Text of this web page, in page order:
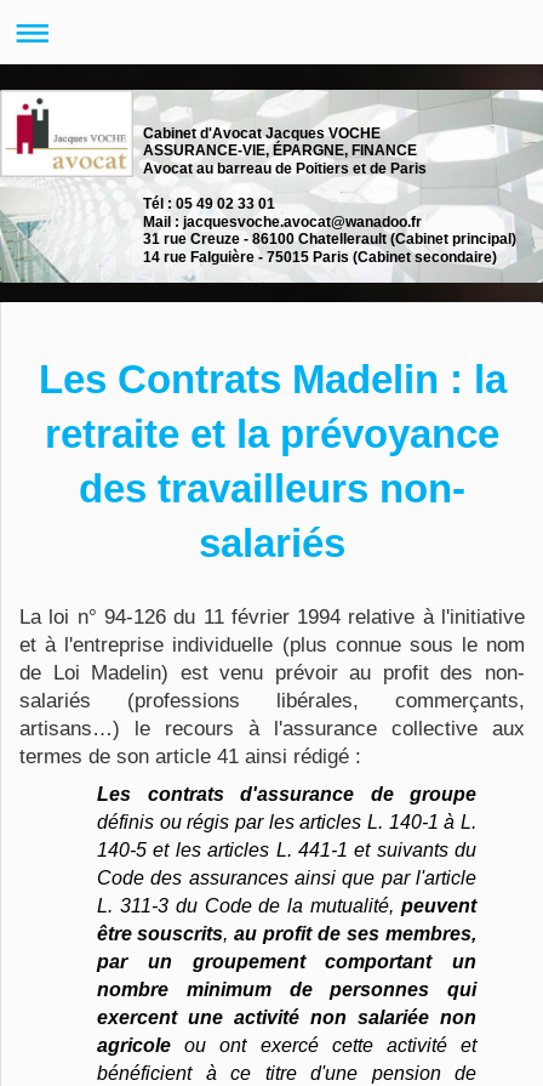
Cabinet d'Avocat Jacques VOCHE
ASSURANCE-VIE, ÉPARGNE, FINANCE
Avocat au barreau de Poitiers et de Paris
Tél : 05 49 02 33 01
Mail : jacquesvoche.avocat@wanadoo.fr
31 rue Creuze - 86100 Chatellerault (Cabinet principal)
14 rue Falguière - 75015 Paris (Cabinet secondaire)
Les Contrats Madelin : la
retraite et la prévoyance
des travailleurs non-
salariés
La loi n° 94-126 du 11 février 1994 relative à l'initiative
et à l'entreprise individuelle (plus connue sous le nom
de Loi Madelin) est venu prévoir au profit des non-
salariés (professions libérales, commerçants,
artisans…) le recours à l'assurance collective aux
termes de son article 41 ainsi rédigé :
Les contrats d'assurance de groupe
définis ou régis par les articles L. 140-1 à L.
140-5 et les articles L. 441-1 et suivants du
Code des assurances ainsi que par l'article
L. 311-3 du Code de la mutualité, peuvent
être souscrits, au profit de ses membres,
par un groupement comportant un
nombre minimum de personnes qui
exercent une activité non salariée non
agricole ou ont exercé cette activité et
bénéficient à ce titre d'une pension de